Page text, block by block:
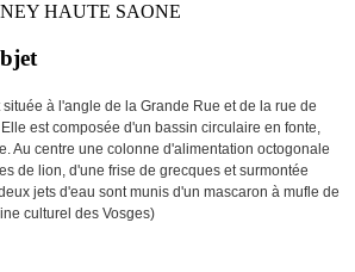
HAUTE SAONE
à l'angle de la Grande Rue et de la rue de
est composée d'un bassin circulaire en fonte,
Au centre une colonne d'alimentation octogonale
de lion, d'une frise de grecques et surmontée
jets d'eau sont munis d'un mascaron à mufle de
culturel des Vosges)